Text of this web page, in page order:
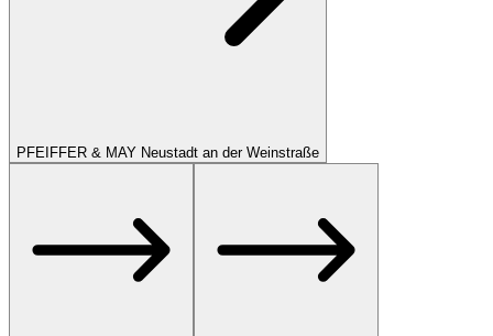
PFEIFFER & MAY Neustadt an der Weinstraße